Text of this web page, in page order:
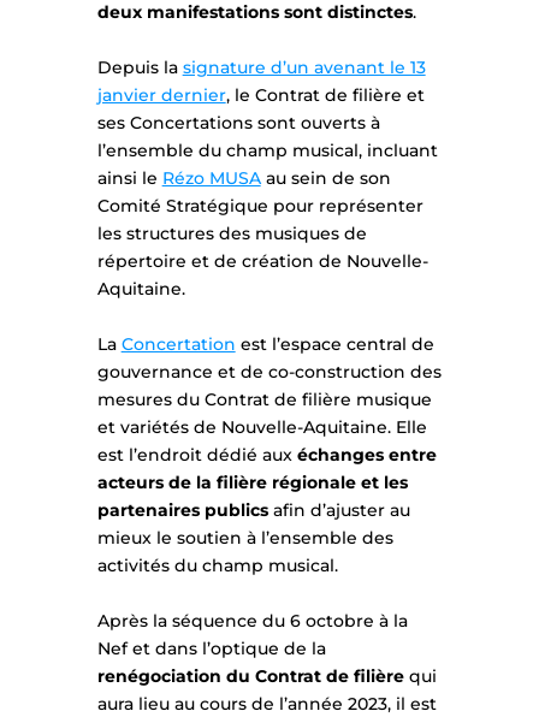
deux manifestations sont distinctes.
Depuis la signature d’un avenant le 13
janvier dernier, le Contrat de filière et
ses Concertations sont ouverts à
l’ensemble du champ musical, incluant
ainsi le Rézo MUSAau sein de son
Comité Stratégique pour représenter
les structures des musiques de
répertoire et de création de Nouvelle-
Aquitaine.
La Concertation est l’espace central de
gouvernance et de co-construction des
mesures du Contrat de filière musique
et variétés de Nouvelle-Aquitaine. Elle
est l’endroit dédié aux échanges entre
acteurs de la filière régionale et les
partenaires publicsafin d’ajuster au
mieux le soutien à l’ensemble des
activités du champ musical.
Après la séquence du 6 octobre à la
Nef et dans l’optique de la
renégociation du Contrat de filièrequi
aura lieu au cours de l’année 2023, il est